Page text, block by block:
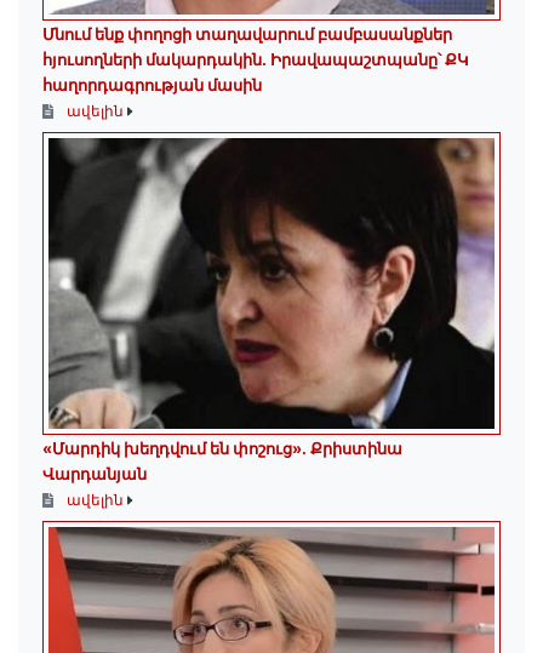
Մնում ենք փողոցի տաղավարում բամբասանքներ
հյուսողների մակարդակին․ Իրավապաշտպանը՝ ՔԿ
հաղորդագրության մասին
ավելին
«Մարդիկ խեղդվում են փոշուց»․ Քրիստինա
Վարդանյան
ավելին